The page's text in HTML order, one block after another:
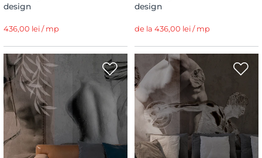
design
436,00 lei / mp
design
de la 436,00 lei / mp